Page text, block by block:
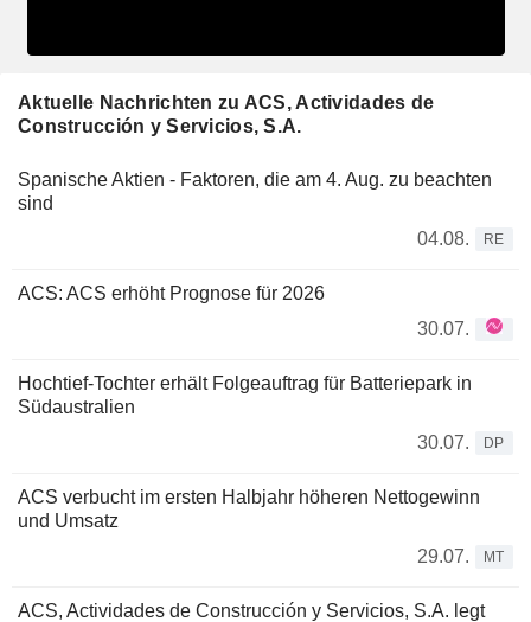
Aktuelle Nachrichten zu ACS, Actividades de
Construcción y Servicios, S.A.
Spanische Aktien - Faktoren, die am 4. Aug. zu beachten
sind
04.08.
RE
ACS: ACS erhöht Prognose für 2026
30.07.
Hochtief-Tochter erhält Folgeauftrag für Batteriepark in
Südaustralien
30.07.
DP
ACS verbucht im ersten Halbjahr höheren Nettogewinn
und Umsatz
29.07.
MT
ACS, Actividades de Construcción y Servicios, S.A. legt